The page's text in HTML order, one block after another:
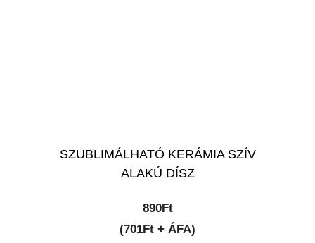
SZUBLIMÁLHATÓ KERÁMIA SZÍV
ALAKÚ DÍSZ
890Ft
(701Ft + ÁFA)